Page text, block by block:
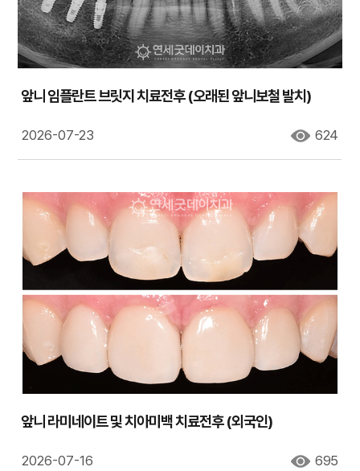
앞니 임플란트 브릿지 치료전후 (오래된 앞니보철 발치)
2026-07-23 624
앞니 라미네이트 및 치아미백 치료전후 (외국인)
2026-07-16 695